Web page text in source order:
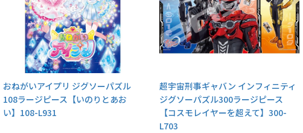
おねがいアイプリ ジグソーパズル
108ラージピース【いのりとあお
い】108-L931
超宇宙刑事ギャバン インフィニティ
ジグソーパズル300ラージピース
【コスモレイヤーを超えて】300-
L703